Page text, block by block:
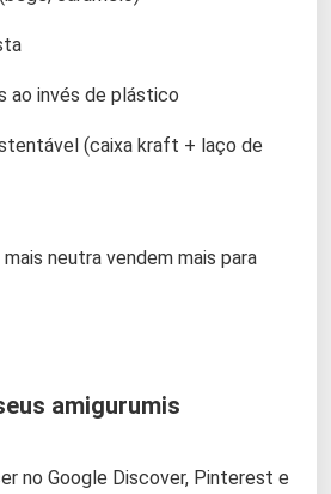
ao invés de plástico
(caixa kraft + laço de
neutra vendem mais para
amigurumis
no Google Discover, Pinterest e